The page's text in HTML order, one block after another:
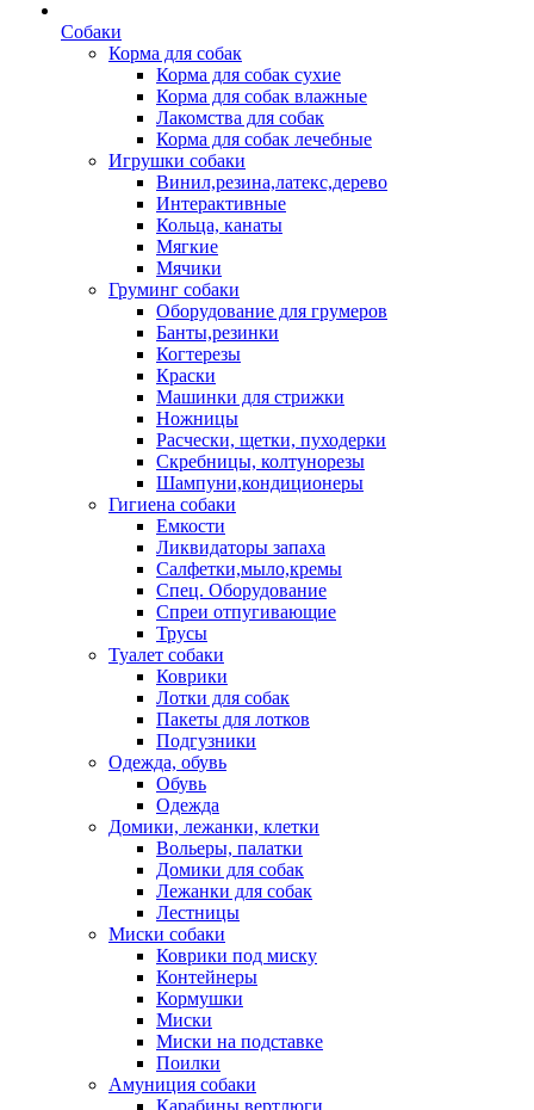
Собаки
Корма для собак
Корма для собак сухие
Корма для собак влажные
Лакомства для собак
Корма для собак лечебные
Игрушки собаки
Винил,резина,латекс,дерево
Интерактивные
Кольца, канаты
Мягкие
Мячики
Груминг собаки
Оборудование для грумеров
Банты,резинки
Когтерезы
Краски
Машинки для стрижки
Ножницы
Расчески, щетки, пуходерки
Скребницы, колтунорезы
Шампуни,кондиционеры
Гигиена собаки
Емкости
Ликвидаторы запаха
Салфетки,мыло,кремы
Спец. Оборудование
Спреи отпугивающие
Трусы
Туалет собаки
Коврики
Лотки для собак
Пакеты для лотков
Подгузники
Одежда, обувь
Обувь
Одежда
Домики, лежанки, клетки
Вольеры, палатки
Домики для собак
Лежанки для собак
Лестницы
Миски собаки
Коврики под миску
Контейнеры
Кормушки
Миски
Миски на подставке
Поилки
Амуниция собаки
Карабины,вертлюги